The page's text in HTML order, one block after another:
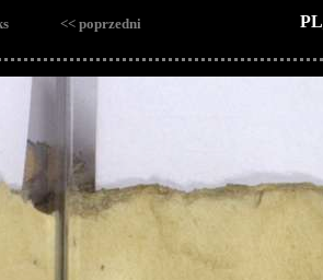
<< poprzedni